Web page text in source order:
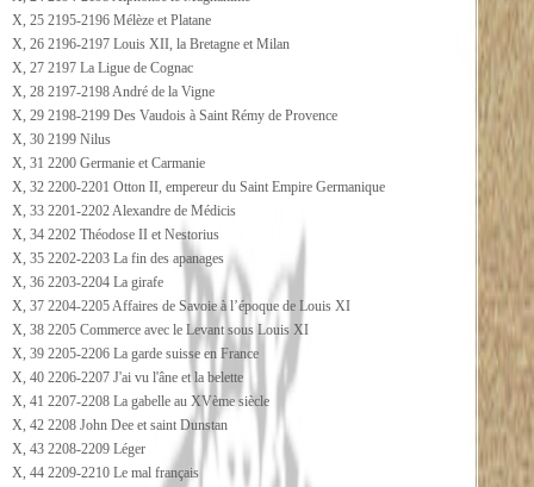
X, 25 2195-2196 Mélèze et Platane
X, 26 2196-2197 Louis XII, la Bretagne et Milan
X, 27 2197 La Ligue de Cognac
X, 28 2197-2198 André de la Vigne
X, 29 2198-2199 Des Vaudois à Saint Rémy de Provence
X, 30 2199 Nilus
X, 31 2200 Germanie et Carmanie
X, 32 2200-2201 Otton II, empereur du Saint Empire Germanique
X, 33 2201-2202 Alexandre de Médicis
X, 34 2202 Théodose II et Nestorius
X, 35 2202-2203 La fin des apanages
X, 36 2203-2204 La girafe
X, 37 2204-2205 Affaires de Savoie à l’époque de Louis XI
X, 38 2205 Commerce avec le Levant sous Louis XI
X, 39 2205-2206 La garde suisse en France
X, 40 2206-2207 J'ai vu l'âne et la belette
X, 41 2207-2208 La gabelle au XVème siècle
X, 42 2208 John Dee et saint Dunstan
X, 43 2208-2209 Léger
X, 44 2209-2210 Le mal français